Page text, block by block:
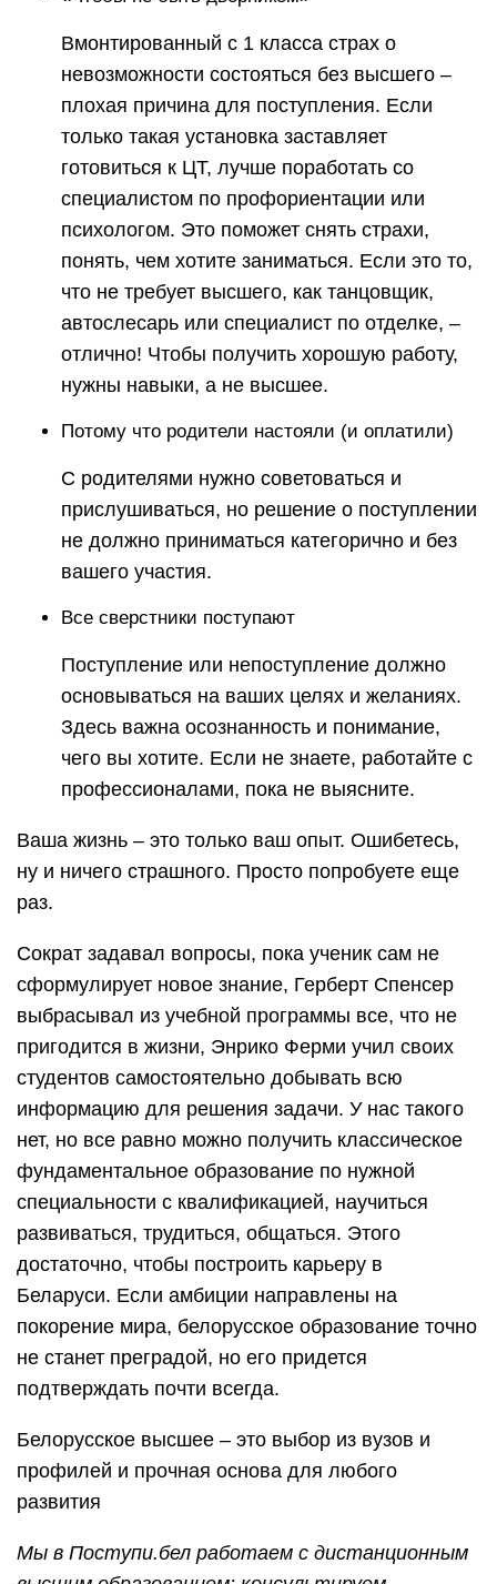
Вмонтированный с 1 класса страх о
невозможности состояться без высшего –
плохая причина для поступления. Если
только такая установка заставляет
готовиться к ЦТ, лучше поработать со
специалистом по профориентации или
психологом. Это поможет снять страхи,
понять, чем хотите заниматься. Если это то,
что не требует высшего, как танцовщик,
автослесарь или специалист по отделке, –
отлично! Чтобы получить хорошую работу,
нужны навыки, а не высшее.
Потому что родители настояли (и оплатили)
С родителями нужно советоваться и
прислушиваться, но решение о поступлении
не должно приниматься категорично и без
вашего участия.
Все сверстники поступают
Поступление или непоступление должно
основываться на ваших целях и желаниях.
Здесь важна осознанность и понимание,
чего вы хотите. Если не знаете, работайте с
профессионалами, пока не выясните.
Ваша жизнь – это только ваш опыт. Ошибетесь,
ну и ничего страшного. Просто попробуете еще
раз.
Сократ задавал вопросы, пока ученик сам не
сформулирует новое знание, Герберт Спенсер
выбрасывал из учебной программы все, что не
пригодится в жизни, Энрико Ферми учил своих
студентов самостоятельно добывать всю
информацию для решения задачи. У нас такого
нет, но все равно можно получить классическое
фундаментальное образование по нужной
специальности с квалификацией, научиться
развиваться, трудиться, общаться. Этого
достаточно, чтобы построить карьеру в
Беларуси. Если амбиции направлены на
покорение мира, белорусское образование точно
не станет преградой, но его придется
подтверждать почти всегда.
Белорусское высшее – это выбор из вузов и
профилей и прочная основа для любого
развития
Мы в Поступи.бел работаем с дистанционным